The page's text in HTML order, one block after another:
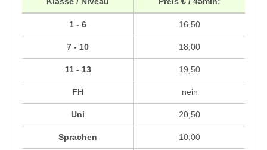
1 - 6
7 - 10
11 - 13
FH
Uni
Sprachen
16,50
18,00
19,50
nein
20,50
10,00